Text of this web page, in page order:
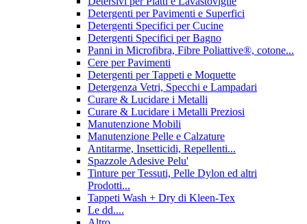
Detergenti per Pavimenti e Superfici
Detergenti Specifici per Cucine
Detergenti Specifici per Bagno
Panni in Microfibra, Fibre Poliattive®, cotone...
Cere per Pavimenti
Detergenti per Tappeti e Moquette
Detergenza Vetri, Specchi e Lampadari
Curare & Lucidare i Metalli
Curare & Lucidare i Metalli Preziosi
Manutenzione Mobili
Manutenzione Pelle e Calzature
Antitarme, Insetticidi, Repellenti...
Spazzole Adesive Pelu'
Tinture per Tessuti, Pelle Dylon ed altri
Prodotti...
Tappeti Wash + Dry di Kleen-Tex
Le dd....